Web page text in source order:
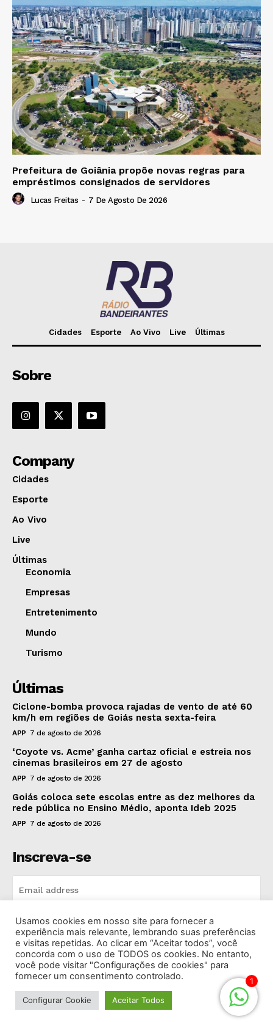
Prefeitura de Goiânia propõe novas regras para
empréstimos consignados de servidores
Lucas Freitas - 7 De Agosto De 2026
Cidades Esporte Ao Vivo Live Últimas
Sobre
Company
Cidades
Esporte
Ao Vivo
Live
Últimas
Economia
Empresas
Entretenimento
Mundo
Turismo
Últimas
Ciclone-bomba provoca rajadas de vento de até 60
km/h em regiões de Goiás nesta sexta-feira
APP 7 de agosto de 2026
‘Coyote vs. Acme’ ganha cartaz oficial e estreia nos
cinemas brasileiros em 27 de agosto
APP 7 de agosto de 2026
Goiás coloca sete escolas entre as dez melhores da
rede pública no Ensino Médio, aponta Ideb 2025
APP 7 de agosto de 2026
Inscreva-se
INSCREVA-SE
I've read and accept the Privacy Policy.
© 2026 Rádio Bandeirantes Goiânia. Todos os Direitos
Reservados.
1
Usamos cookies em nosso site para fornecer a
experiência mais relevante, lembrando suas preferências
e visitas repetidas. Ao clicar em “Aceitar todos”, você
concorda com o uso de TODOS os cookies. No entanto,
você pode visitar "Configurações de cookies" para
fornecer um consentimento controlado.
Configurar Cookie Aceitar Todos